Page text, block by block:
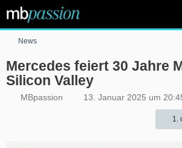
News
Mercedes feiert 30 Jahre
Silicon Valley
MBpassion 13. Januar 2025 um
1.